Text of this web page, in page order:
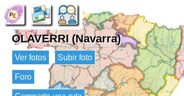
OLAVERRI (Navarra)
Ver fotos Subir foto
Foro